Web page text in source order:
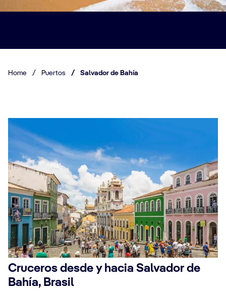
Home / Puertos / Salvador de Bahía
Cruceros desde y hacia Salvador de
Bahía, Brasil